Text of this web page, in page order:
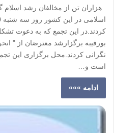
هزاران تن از مخالفان رشد
کردند.در این تجمع که به دعوت
بورقیبه برگزارشد معترضان از "
نگرانی کردند.محل برگزاری این
است و…
ادامه »»»